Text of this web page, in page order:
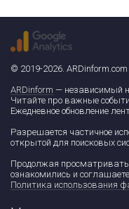
© 2019-2026. ARDinform.com
ARDinform — независимый
Читайте про важные
Ежедневное обновление
Разрешается частичное
открытой для поисковых
Продолжая
ознакомились и
Политика использования